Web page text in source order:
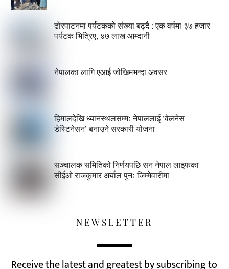
ढोरपाटनमा पर्यटकको संख्या बढ्दै : एक वर्षमा ३७ हजार
पर्यटक भित्रिए, ४७ लाख आम्दानी
नेपालका लागि एआई जोखिमभन्दा अवसर
हिमालदेखि ध्यानस्थलसम्मः नेपाललाई ‘वेलनेस
डेस्टिनेसन’ बनाउने सरकारी योजना
सञ्चालक समितिको निर्णयपछि सन नेपाल लाइफका
सीईओ राजकुमार अर्याल पुनः जिम्मेवारीमा
NEWSLETTER
Receive the latest and greatest by subscribing to